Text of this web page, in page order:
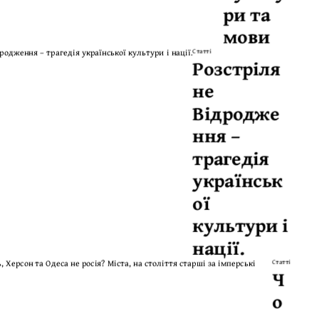
ри та
мови
Статті
Розстріля
не
Відродже
ння –
трагедія
українськ
ої
культури і
нації.
Статті
Ч
о